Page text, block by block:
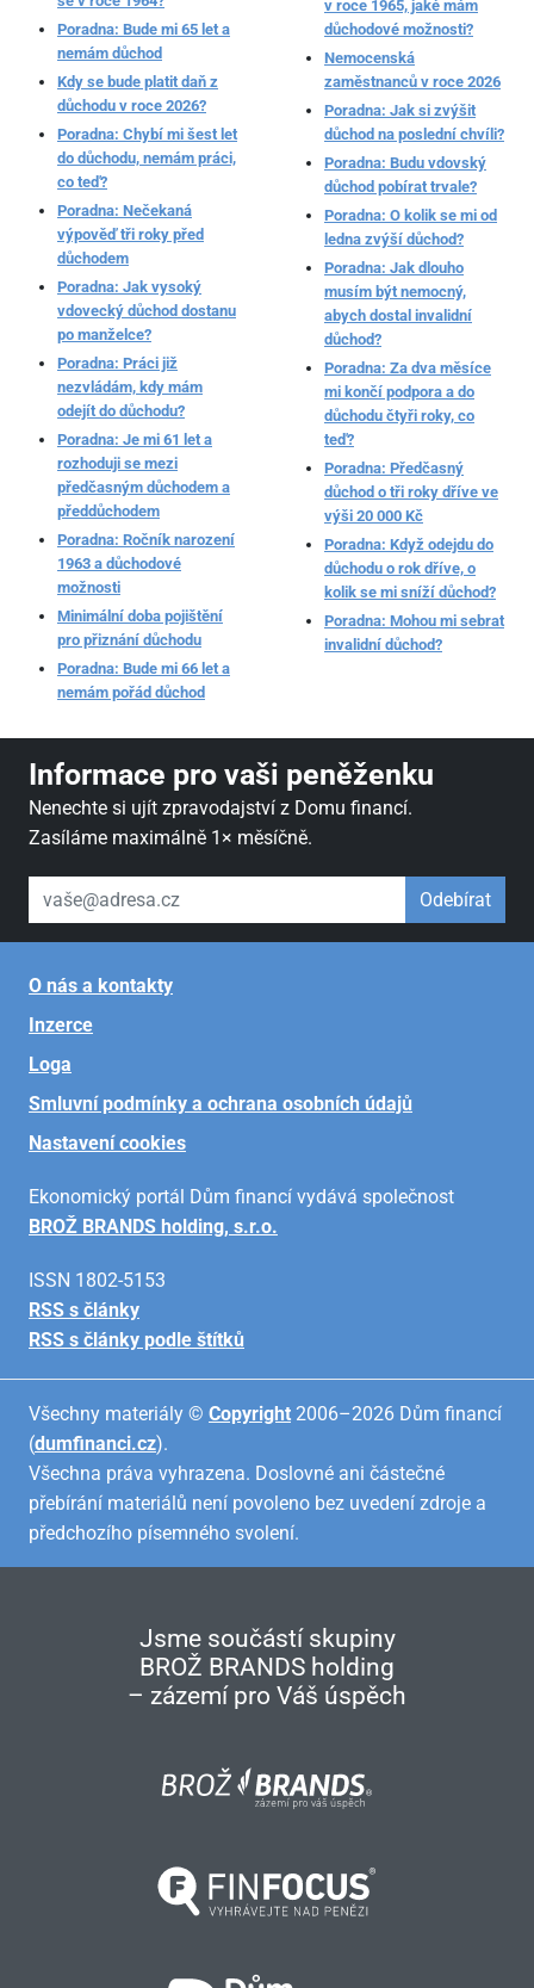
Poradna: Bude mi 65 let a
nemám důchod
Kdy se bude platit daň z
důchodu v roce 2026?
Poradna: Chybí mi šest let
do důchodu, nemám práci,
co teď?
Poradna: Nečekaná
výpověď tři roky před
důchodem
Poradna: Jak vysoký
vdovecký důchod dostanu
po manželce?
Poradna: Práci již
nezvládám, kdy mám
odejít do důchodu?
Poradna: Je mi 61 let a
rozhoduji se mezi
předčasným důchodem a
předdůchodem
Poradna: Ročník narození
1963 a důchodové
možnosti
Minimální doba pojištění
pro přiznání důchodu
Poradna: Bude mi 66 let a
nemám pořád důchod
v roce 1965, jaké mám
důchodové možnosti?
Nemocenská
zaměstnanců v roce 2026
Poradna: Jak si zvýšit
důchod na poslední chvíli?
Poradna: Budu vdovský
důchod pobírat trvale?
Poradna: O kolik se mi od
ledna zvýší důchod?
Poradna: Jak dlouho
musím být nemocný,
abych dostal invalidní
důchod?
Poradna: Za dva měsíce
mi končí podpora a do
důchodu čtyři roky, co
teď?
Poradna: Předčasný
důchod o tři roky dříve ve
výši 20 000 Kč
Poradna: Když odejdu do
důchodu o rok dříve, o
kolik se mi sníží důchod?
Poradna: Mohou mi sebrat
invalidní důchod?
Informace pro vaši peněženku
Nenechte si ujít zpravodajství z Domu financí.
Zasíláme maximálně 1× měsíčně.
váš email Odebírat
O nás a kontakty
Inzerce
Loga
Smluvní podmínky a ochrana osobních údajů
Nastavení cookies
Ekonomický portál Dům financí vydává společnost
BROŽ BRANDS holding, s.r.o.
ISSN 1802-5153
RSS s články
RSS s články podle štítků
Všechny materiály © Copyright 2006–2026 Dům financí
(dumfinanci.cz).
Všechna práva vyhrazena. Doslovné ani částečné
přebírání materiálů není povoleno bez uvedení zdroje a
předchozího písemného svolení.
Jsme součástí skupiny
BROŽ BRANDS holding
– zázemí pro Váš úspěch